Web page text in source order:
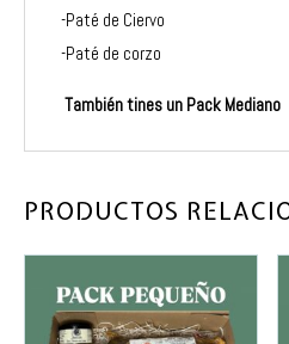
-Paté de Ciervo
-Paté de corzo
También tines un Pack Mediano
PRODUCTOS